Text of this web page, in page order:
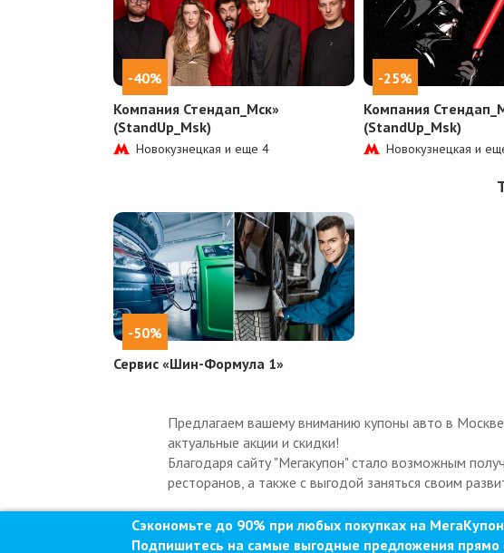
-40%
Компания Стендап_Мск»
(StandUp_Msk)
Новокузнецкая и еще 4
-25%
Компания
(StandUp_Msk)
Новокузнецкая и
-50%
Сервис «Шин-Формула 1»
Предлагаем вашему вниманию купоны авто в
актуальные акции и скидки!
Благодаря сайту "Мегакупон" стало возможным
ресторанов, а также с выгодой заняться своим
Сэкономьте до 90% при любых покупках на
Подпишитесь на самые выгодные предложения прямо